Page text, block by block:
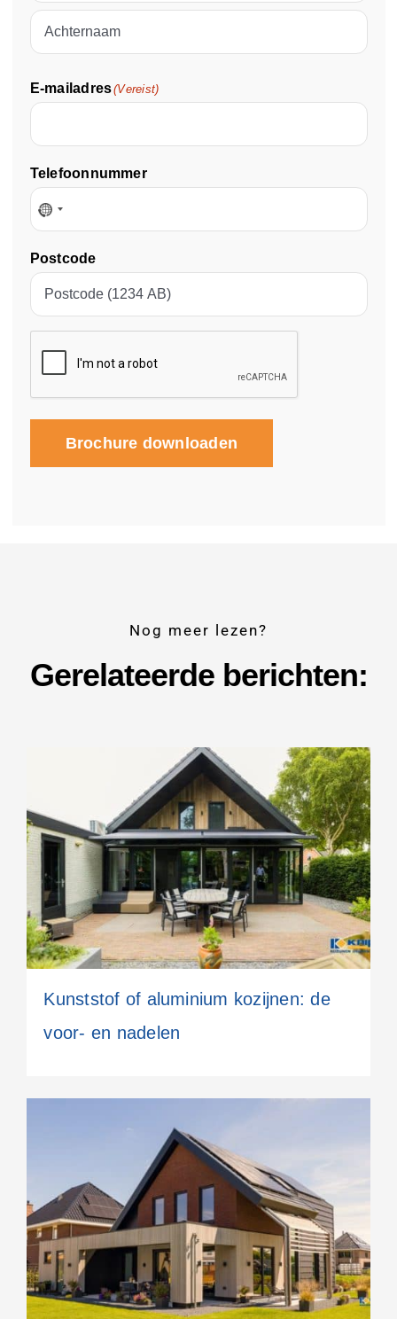
firstname
E-mailadres(Vereist)
Telefoonnummer
No
selected
Postcode
Brochure downloaden
Nog meer lezen?
Gerelateerde berichten:
Kunststof of aluminium kozijnen: de
voor- en nadelen